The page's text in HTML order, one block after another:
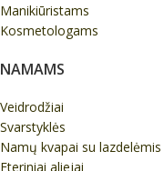
Manikiūristams
Kosmetologams
NAMAMS
Veidrodžiai
Svarstyklės
Namų kvapai su lazdelėmis
Eteriniai aliejai